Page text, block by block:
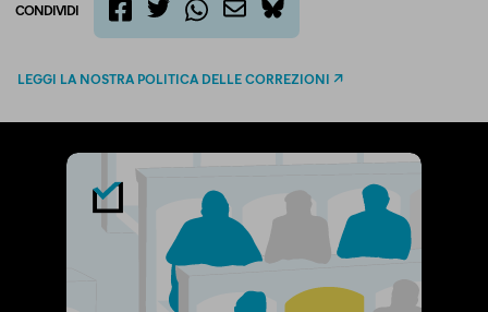
CONDIVIDI
bluesky
LEGGI LA NOSTRA POLITICA DELLE CORREZIONI